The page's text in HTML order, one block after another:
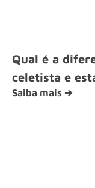
Qual é a
celetista e
Saiba mais ➔